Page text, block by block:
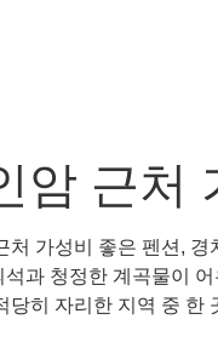
암 근처
처 가성비 좋은 펜션,
과 청정한 계곡물이
당히 자리한 지역 중 한